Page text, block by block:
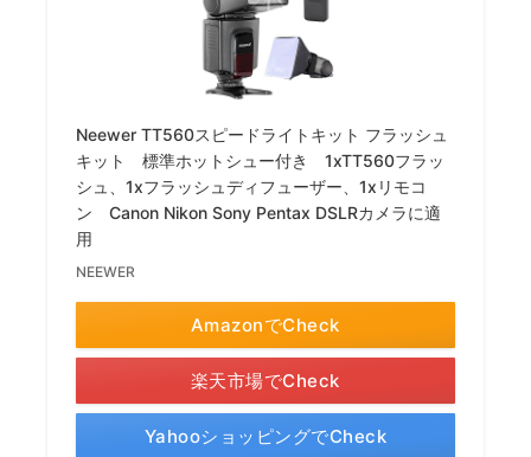
Neewer TT560スピードライトキット フラッシュ
キット 標準ホットシュー付き 1xTT560フラッ
シュ、1xフラッシュディフューザー、1xリモコ
ン Canon Nikon Sony Pentax DSLRカメラに適
用
NEEWER
AmazonでCheck
楽天市場でCheck
YahooショッピングでCheck